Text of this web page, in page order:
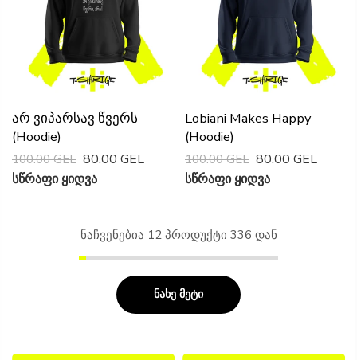
Არ Ვიპარსავ Წვერს
(Hoodie)
100.00 GEL 80.00 GEL
Სწრაფი Ყიდვა
Lobiani Makes Happy
(Hoodie)
100.00 GEL 80.00 GEL
Სწრაფი Ყიდვა
ნაჩვენებია 12პროდუქტი 336 დან
ნახე მეტი